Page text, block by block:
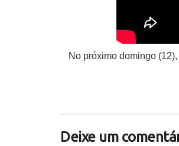
No próximo domingo
Deixe um